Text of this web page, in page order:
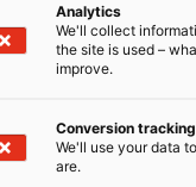
5-8 -vuotiaille.
Analytics
We'll collect
the site is used –
improve.
Conversion tracking
We'll use your data
are.